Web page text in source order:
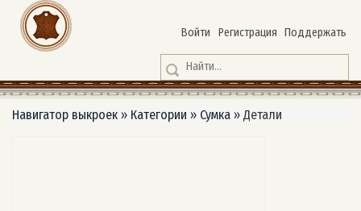
Войти Регистрация Поддержать
Навигатор выкроек » Категории » Сумка » Детали